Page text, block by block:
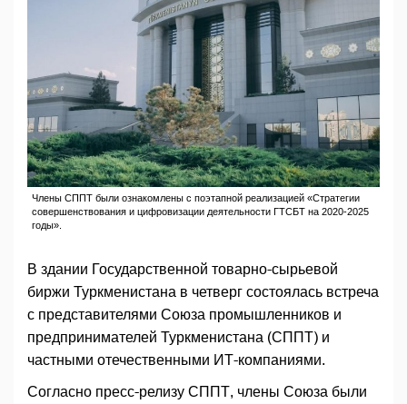
Члены СППТ были ознакомлены с поэтапной реализацией «Стратегии
совершенствования и цифровизации деятельности ГТСБТ на 2020-2025
годы».
В здании Государственной товарно-сырьевой
биржи Туркменистана в четверг состоялась встреча
с представителями Союза промышленников и
предпринимателей Туркменистана (СППТ) и
частными отечественными ИТ-компаниями.
Согласно пресс-релизу СППТ, члены Союза были